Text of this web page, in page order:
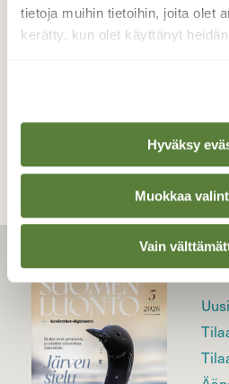
tietoja muihin tietoihin, joita olet
kerätty, kun olet käyttänyt
Hyväksy
Muokkaa
Vain
Valokuvaaja: Reijo